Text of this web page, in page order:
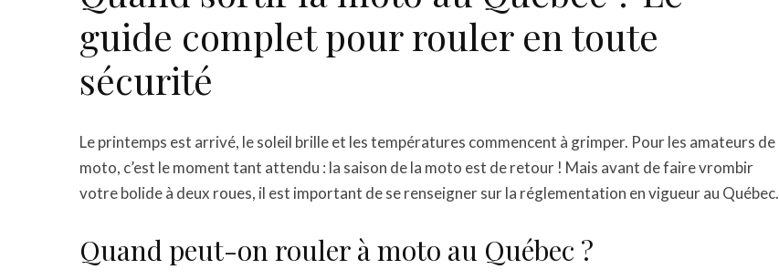
guide complet pour rouler en toute
sécurité
Le printemps est arrivé, le soleil brille et les températures commencent à grimper. Pour les amateurs de
moto, c’est le moment tant attendu : la saison de la moto est de retour ! Mais avant de faire vrombir
votre bolide à deux roues, il est important de se renseigner sur la réglementation en vigueur au Québec.
Quand peut-on rouler à moto au Québec ?